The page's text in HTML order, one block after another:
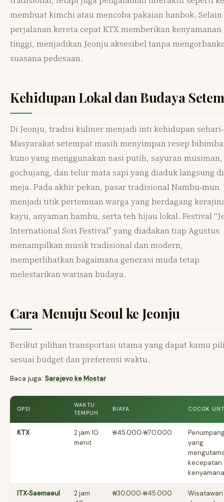
membuat kimchi atau mencoba pakaian hanbok.
perjalanan kereta cepat KTX memberikan kenyamanan
tinggi, menjadikan Jeonju aksesibel tanpa
suasana pedesaan.
Kehidupan Lokal dan Budaya
Di Jeonju, tradisi kuliner menjadi inti kehidupan
Masyarakat setempat masih menyimpan resep
kuno yang menggunakan nasi putih, sayuran musiman,
gochujang, dan telur mata sapi yang diaduk langsung
meja. Pada akhir pekan, pasar tradisional Nambu‑mun
menjadi titik pertemuan warga yang berdagang
kayu, anyaman bambu, serta teh hijau lokal. Festival
International Sori Festival” yang diadakan tiap Agustus
menampilkan musik tradisional dan modern,
memperlihatkan bagaimana generasi muda tetap
melestarikan warisan budaya.
Cara Menuju Seoul ke Jeonju
Berikut pilihan transportasi utama yang dapat kamu
sesuai budget dan preferensi waktu.
Baca juga: Sarajevo ke Mostar
OPSI
WAKTU
TEMPUH
BIAYA COCOK
KTX
2 jam 10
menit
₩45.000‑₩70.000
yang
kecepatan
ITX‑Saemaeul
2 jam
₩30.000‑₩45.000
Wisatawan